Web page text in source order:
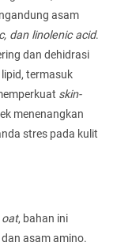
asam
dan linolenic acid.
dan dehidrasi
termasuk
skin-
menenangkan
stres pada kulit
oat, bahan ini
dan asam amino.